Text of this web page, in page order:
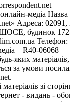
медіа
Адреса: 02091,
будинок 172-
Телефон:
– R40-06068
яких
за умови
зі
- видань -